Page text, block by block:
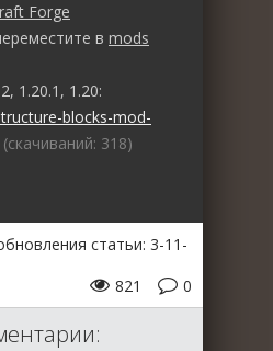
Forge
в mods
1.20.1, 1.20:
blocks-mod-
318)
статьи: 3-11-
0
821